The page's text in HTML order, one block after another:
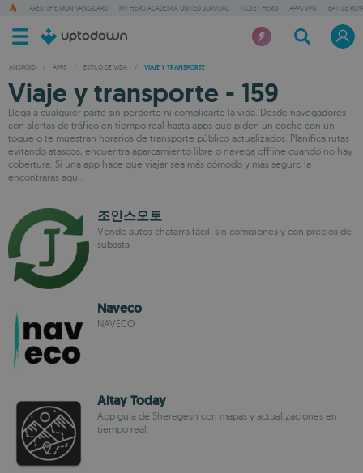
ARES: THE IRON VANGUARD MY HERO ACADEMIA UNITED SURVIVAL TICKET HERO APPS VPN BATTLE
ANDROID / APPS / ESTILO DE VIDA / VIAJE Y TRANSPORTE
Viaje y transporte - 159
Llega a cualquier parte sin perderte ni complicarte la vida. Desde navegadores
con alertas de tráfico en tiempo real hasta apps que piden un coche con un
toque o te muestran horarios de transporte público actualizados. Planifica rutas
evitando atascos, encuentra aparcamiento libre o navega offline cuando no hay
cobertura. Si una app hace que viajar sea más cómodo y más seguro la
encontrarás aquí.
조인스오토
Vende autos chatarra fácil, sin comisiones y con precios de
subasta
Naveco
NAVECO
Altay Today
App guía de Sheregesh con mapas y actualizaciones en
tiempo real